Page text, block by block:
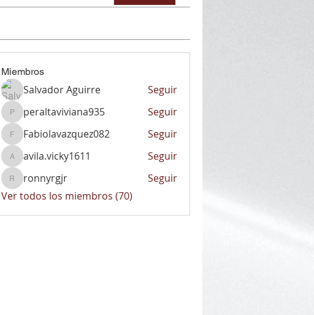
Miembros
Salvador Aguirre Seguir
peraltaviviana935
peraltaviviana935 Seguir
Fabiolavazquez082
Fabiolavazquez082 Seguir
avila.vicky1611
avila.vicky1611 Seguir
ronnyrgjr
ronnyrgjr
Seguir
Ver todos los miembros (70)